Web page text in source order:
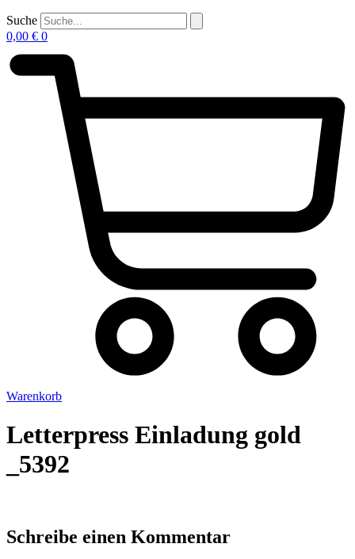
Suche
0,00 € 0
Warenkorb
Letterpress Einladung gold
_5392
Schreibe einen Kommentar